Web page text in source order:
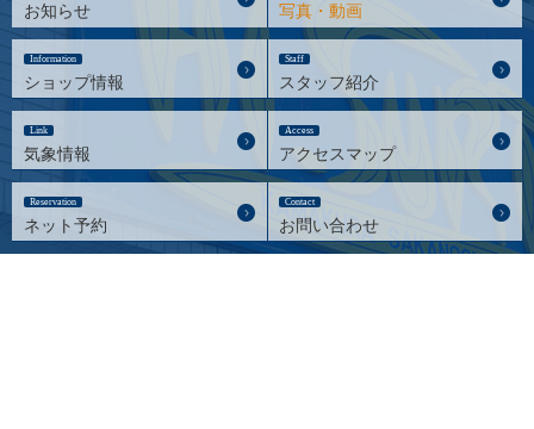
お知らせ 写真・動画
Information
ショップ情報
Staff
スタッフ紹介
Link
気象情報
Access
アクセスマップ
Reservation
ネット予約
Contact
お問い合わせ